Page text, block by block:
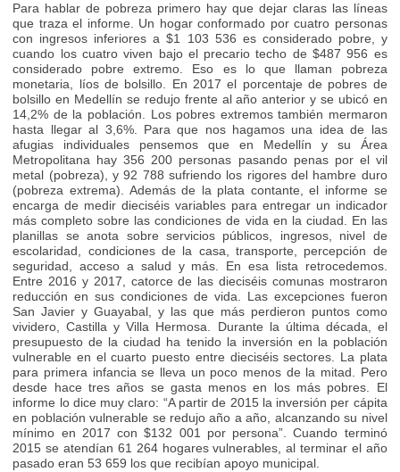
Para hablar de pobreza primero hay que dejar claras las líneas
que traza el informe. Un hogar conformado por cuatro personas
con ingresos inferiores a $1 103 536 es considerado pobre, y
cuando los cuatro viven bajo el precario techo de $487 956 es
considerado pobre extremo. Eso es lo que llaman pobreza
monetaria, líos de bolsillo. En 2017 el porcentaje de pobres de
bolsillo en Medellín se redujo frente al año anterior y se ubicó en
14,2% de la población. Los pobres extremos también mermaron
hasta llegar al 3,6%. Para que nos hagamos una idea de las
afugias individuales pensemos que en Medellín y su Área
Metropolitana hay 356 200 personas pasando penas por el vil
metal (pobreza), y 92 788 sufriendo los rigores del hambre duro
(pobreza extrema). Además de la plata contante, el informe se
encarga de medir dieciséis variables para entregar un indicador
más completo sobre las condiciones de vida en la ciudad. En las
planillas se anota sobre servicios públicos, ingresos, nivel de
escolaridad, condiciones de la casa, transporte, percepción de
seguridad, acceso a salud y más. En esa lista retrocedemos.
Entre 2016 y 2017, catorce de las dieciséis comunas mostraron
reducción en sus condiciones de vida. Las excepciones fueron
San Javier y Guayabal, y las que más perdieron puntos como
vividero, Castilla y Villa Hermosa. Durante la última década, el
presupuesto de la ciudad ha tenido la inversión en la población
vulnerable en el cuarto puesto entre dieciséis sectores. La plata
para primera infancia se lleva un poco menos de la mitad. Pero
desde hace tres años se gasta menos en los más pobres. El
informe lo dice muy claro: “A partir de 2015 la inversión per cápita
en población vulnerable se redujo año a año, alcanzando su nivel
mínimo en 2017 con $132 001 por persona”. Cuando terminó
2015 se atendían 61 264 hogares vulnerables, al terminar el año
pasado eran 53 659 los que recibían apoyo municipal.